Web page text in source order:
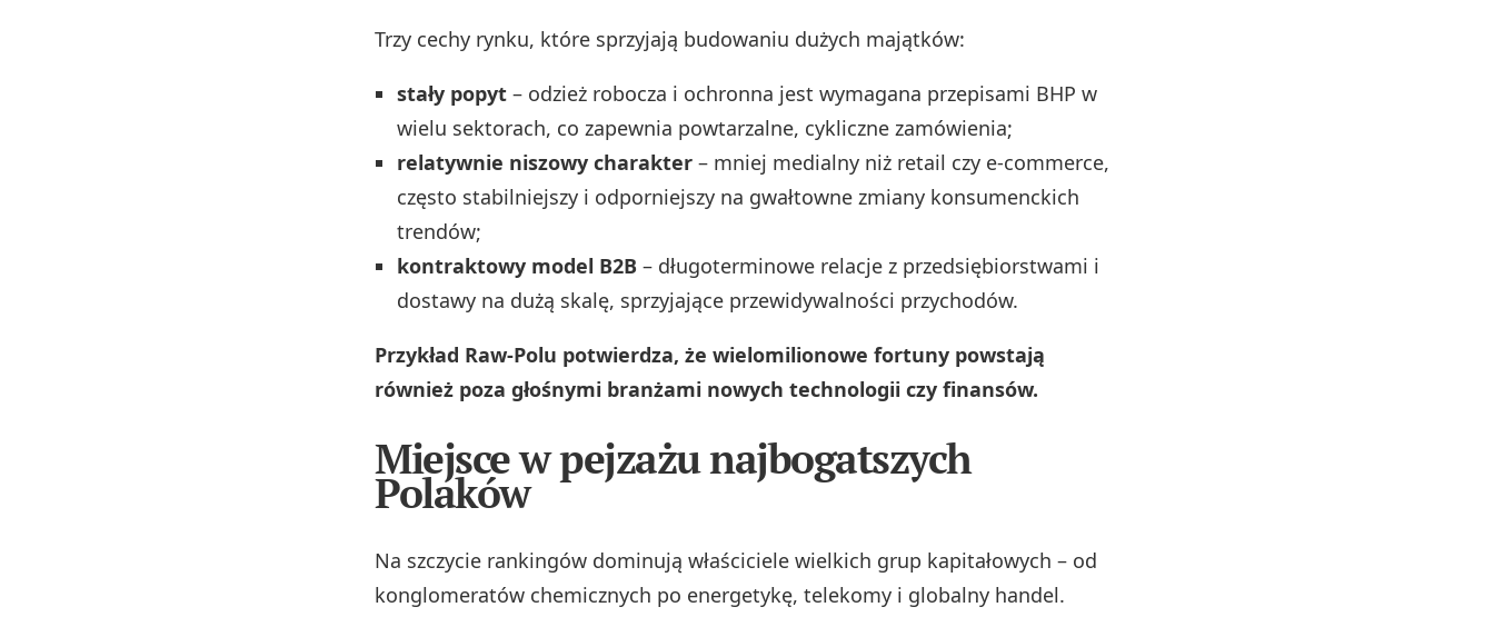
Trzy cechy rynku, które sprzyjają budowaniu dużych majątków:
stały popyt – odzież robocza i ochronna jest wymagana przepisami BHP w
wielu sektorach, co zapewnia powtarzalne, cykliczne zamówienia;
relatywnie niszowy charakter – mniej medialny niż retail czy e-commerce,
często stabilniejszy i odporniejszy na gwałtowne zmiany konsumenckich
trendów;
kontraktowy model B2B – długoterminowe relacje z przedsiębiorstwami i
dostawy na dużą skalę, sprzyjające przewidywalności przychodów.
Przykład Raw-Polu potwierdza, że wielomilionowe fortuny powstają
również poza głośnymi branżami nowych technologii czy finansów.
Miejsce w pejzażu najbogatszych
Polaków
Na szczycie rankingów dominują właściciele wielkich grup kapitałowych – od
konglomeratów chemicznych po energetykę, telekomy i globalny handel.